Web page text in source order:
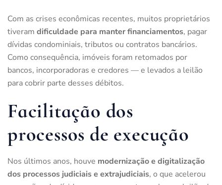
Com as crises econômicas recentes, muitos proprietários
tiveram dificuldade para manter financiamentos, pagar
dívidas condominiais, tributos ou contratos bancários.
Como consequência, imóveis foram retomados por
bancos, incorporadoras e credores — e levados a leilão
para cobrir parte desses débitos.
Facilitação dos
processos de execução
Nos últimos anos, houve modernização e digitalização
dos processos judiciais e extrajudiciais, o que acelerou